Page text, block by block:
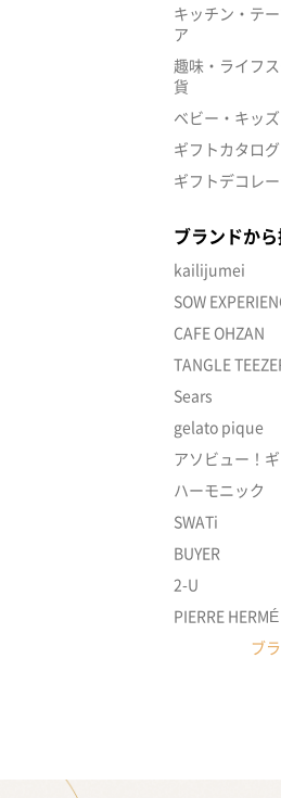
キッチン・テ
ア
趣味・ライフ
貨
ベビー・キッズ
ギフトカタログ
ギフトデコレ
ブランドか
kailijumei
SOW
CAFE OHZAN
TANGLE
Sears
gelato pique
アソビュー！
ハーモニック
SWATi
BUYER
2-U
PIERRE
ブ